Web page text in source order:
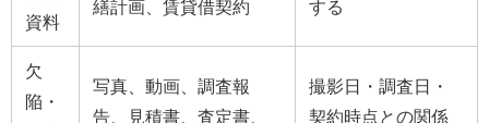
資料
繕計画、賃貸借契約
する
欠
陥・
写真、動画、調査報
告、見積書、査定書、
撮影日・調査日・
契約時点との関係